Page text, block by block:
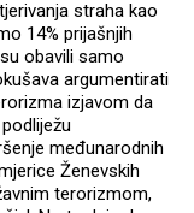
straha kao
14% prijašnjih
obavili samo
argumentirati
izjavom da
međunarodnih
Ženevskih
terorizmom,